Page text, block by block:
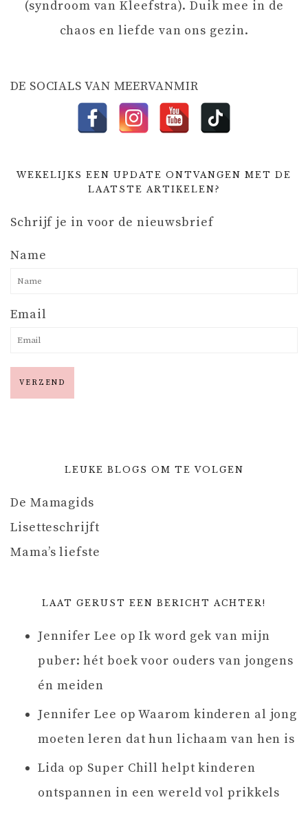
(syndroom van Kleefstra). Duik mee in de
chaos en liefde van ons gezin.
DE SOCIALS VAN MEERVANMIR
WEKELIJKS EEN UPDATE ONTVANGEN MET DE
LAATSTE ARTIKELEN?
Schrijf je in voor de nieuwsbrief
Name
Email
LEUKE BLOGS OM TE VOLGEN
De Mamagids
Lisetteschrijft
Mama’s liefste
LAAT GERUST EEN BERICHT ACHTER!
Jennifer Lee opIk word gek van mijn
puber: hét boek voor ouders van jongens
én meiden
Jennifer Lee opWaarom kinderen al jong
moeten leren dat hun lichaam van hen is
Lida op Super Chill helpt kinderen
ontspannen in een wereld vol prikkels